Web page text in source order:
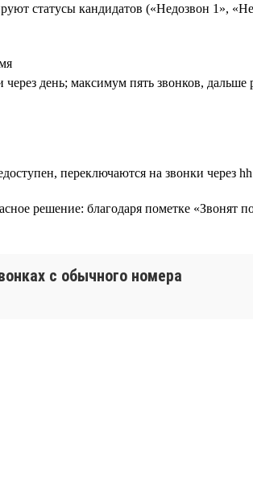
статусы кандидатов («Недозвон 1»,
день; максимум пять звонков, дальше
переключаются на звонки через
решение: благодаря пометке
с обычного номера